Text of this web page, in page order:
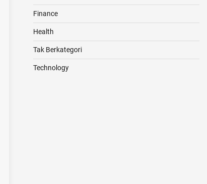
Finance
Health
Tak Berkategori
Technology